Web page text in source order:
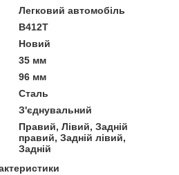
Легковий автомобіль
B412T
Новий
35 мм
96 мм
Сталь
З'єднувальний
Правий, Лівий, Задній
правий, Задній лівий,
Задній